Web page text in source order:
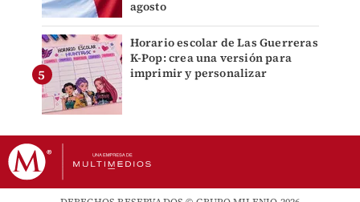
agosto
Horario escolar de Las Guerreras
K-Pop: crea una versión para
imprimir y personalizar